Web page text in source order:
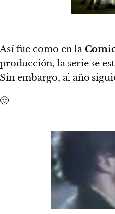
Así fue como en la
producción, la serie se
Sin embargo, al año
🙂